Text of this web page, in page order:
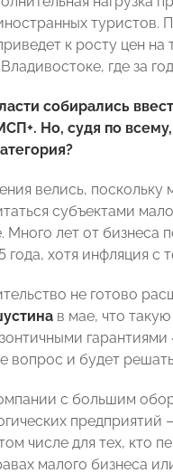
туристов.
к росту цен
где за
собирались
Но, судя по
велись,
субъектами
Много лет от бизнеса
года, хотя инфляция
не готово
в мае, что
вопрос и будет
с большим
числе для тех, кто
малого бизнеса